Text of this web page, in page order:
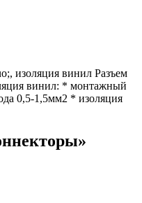
изоляция винил Разъем
винил: * монтажный
0,5-1,5мм2 * изоляция